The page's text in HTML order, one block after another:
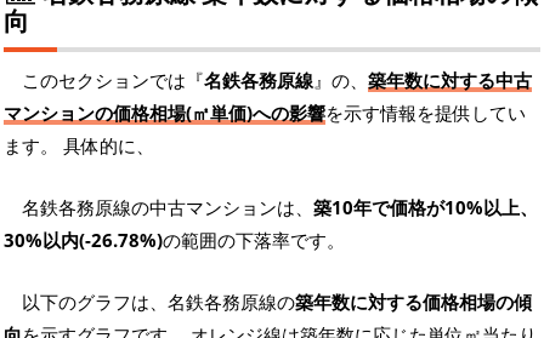
向
このセクションでは『名鉄各務原線』の、 築年数に対する中古
マンションの価格相場(㎡単価)への影響を示す情報を提供してい
ます。 具体的に、
名鉄各務原線の中古マンションは、 築10年で価格が10%以上、
30%以内(-26.78%)の範囲の下落率です。
以下のグラフは、名鉄各務原線の築年数に対する価格相場の傾